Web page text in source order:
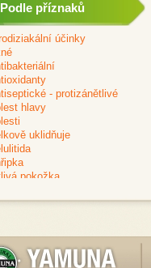
Podle příznaků